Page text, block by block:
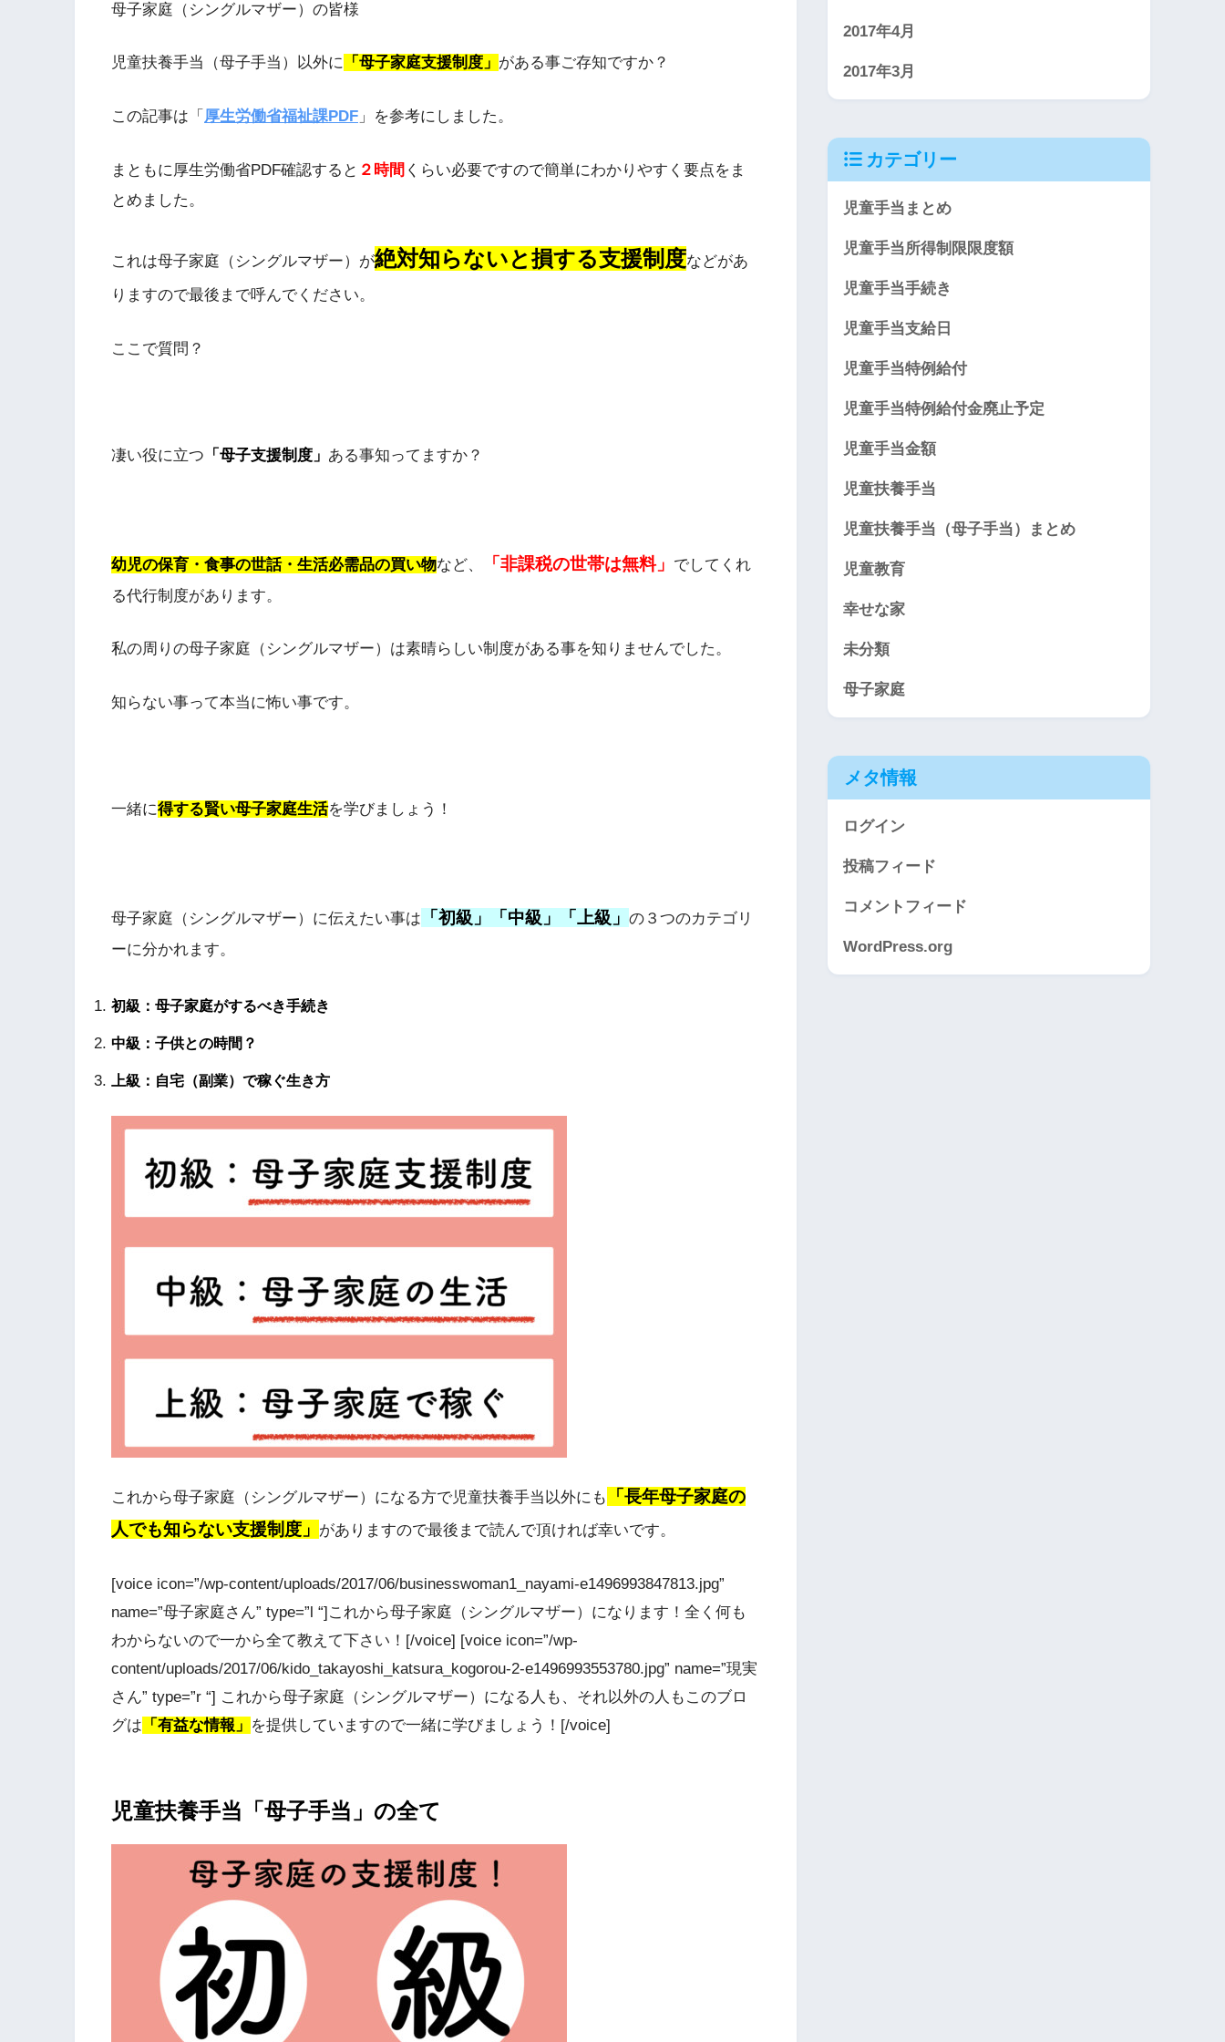
母子家庭（シングルマザー）の皆様
児童扶養手当（母子手当）以外に 「母子家庭支援制度」 がある事ご存知ですか？
この記事は「 厚生労働省福祉課PDF 」を参考にしました。
まともに厚生労働省PDF確認すると ２時間 くらい必要ですので簡単にわかりやすく要点をま
とめました。
これは母子家庭（シングルマザー）が絶対知らないと損する支援制度などがあ
りますので最後まで呼んでください。
ここで質問？
凄い役に立つ 「母子支援制度」 ある事知ってますか？
幼児の保育・食事の世話・生活必需品の買い物など、 「非課税の世帯は無料」 でしてくれ
る代行制度があります。
私の周りの母子家庭（シングルマザー）は素晴らしい制度がある事を知りませんでした。
知らない事って本当に怖い事です。
一緒に得する賢い母子家庭生活を学びましょう！
母子家庭（シングルマザー）に伝えたい事は 「初級」「中級」「上級」 の３つのカテゴリ
ーに分かれます。
初級：母子家庭がするべき手続き
中級：子供との時間？
上級：自宅（副業）で稼ぐ生き方
これから母子家庭（シングルマザー）になる方で児童扶養手当以外にも
「長年母子家庭の
人でも知らない支援制度」 がありますので最後まで読んで頂ければ幸いです。
[voice icon=”/wp-content/uploads/2017/06/businesswoman1_nayami-e1496993847813.jpg”
name=”母子家庭さん” type=”l “]これから母子家庭（シングルマザー）になります！全く何も
わからないので一から全て教えて下さい！[/voice] [voice icon=”/wp-
content/uploads/2017/06/kido_takayoshi_katsura_kogorou-2-e1496993553780.jpg” name=”現実
さん” type=”r “] これから母子家庭（シングルマザー）になる人も、それ以外の人もこのブロ
グは 「有益な情報」 を提供していますので一緒に学びましょう！[/voice]
児童扶養手当「母子手当」の全て
2017年4月
2017年3月
カテゴリー
児童手当まとめ
児童手当所得制限限度額
児童手当手続き
児童手当支給日
児童手当特例給付
児童手当特例給付金廃止予定
児童手当金額
児童扶養手当
児童扶養手当（母子手当）まとめ
児童教育
幸せな家
未分類
母子家庭
メタ情報
ログイン
投稿フィード
コメントフィード
WordPress.org